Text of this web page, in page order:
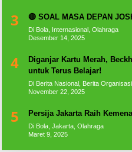
3 🔴 SOAL MASA DEPAN
Di Bola, Internasional, Olahraga
Desember 14, 2025
4
Diganjar Kartu Merah,
untuk Terus Belajar!
Di Berita Nasional, Berita
November 22, 2025
5 Persija Jakarta Raih
Di Bola, Jakarta, Olahraga
Maret 9, 2025